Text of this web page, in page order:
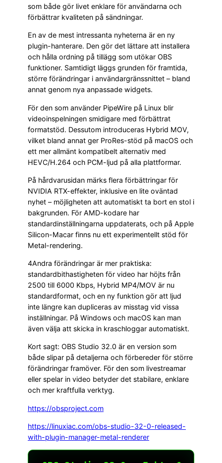
som både gör livet enklare för användarna och
förbättrar kvaliteten på sändningar.
En av de mest intressanta nyheterna är en ny
plugin-hanterare. Den gör det lättare att installera
och hålla ordning på tillägg som utökar OBS
funktioner. Samtidigt läggs grunden för framtida,
större förändringar i användargränssnittet – bland
annat genom nya anpassade widgets.
För den som använder PipeWire på Linux blir
videoinspelningen smidigare med förbättrat
formatstöd. Dessutom introduceras Hybrid MOV,
vilket bland annat ger ProRes-stöd på macOS och
ett mer allmänt kompatibelt alternativ med
HEVC/H.264 och PCM-ljud på alla plattformar.
På hårdvarusidan märks flera förbättringar för
NVIDIA RTX-effekter, inklusive en lite oväntad
nyhet – möjligheten att automatiskt ta bort en stol i
bakgrunden. För AMD-kodare har
standardinställningarna uppdaterats, och på Apple
Silicon-Macar finns nu ett experimentellt stöd för
Metal-rendering.
4Andra förändringar är mer praktiska:
standardbithastigheten för video har höjts från
2500 till 6000 Kbps, Hybrid MP4/MOV är nu
standardformat, och en ny funktion gör att ljud
inte längre kan dupliceras av misstag vid vissa
inställningar. På Windows och macOS kan man
även välja att skicka in kraschloggar automatiskt.
Kort sagt: OBS Studio 32.0 är en version som
både slipar på detaljerna och förbereder för större
förändringar framöver. För den som livestreamar
eller spelar in video betyder det stabilare, enklare
och mer kraftfulla verktyg.
https://obsproject.com
https://linuxiac.com/obs-studio-32-0-released-
with-plugin-manager-metal-renderer